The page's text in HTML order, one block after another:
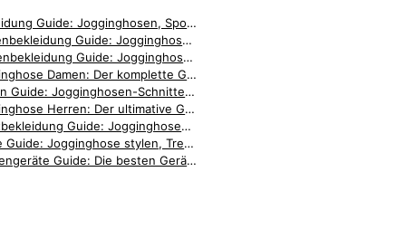
Bekleidung Guide: Jogginghosen, Sportmode & Accessoires im Vergleich
Damenbekleidung Guide: Jogginghosen, Outfits & Styling für Frauen
Herrenbekleidung Guide: Jogginghosen, Accessoires & Styling für Männer
Jogginghose Damen: Der komplette Guide für stilbewusste Frauen
Hosen Guide: Jogginghosen-Schnitte, Details & Passformen im Vergleich
Jogginghose Herren: Der ultimative Guide für Männer
Sportbekleidung Guide: Jogginghosen, Trainingskleidung & Zubehör
Mode Guide: Jogginghose stylen, Trends & Outfit-Inspiration
Küchengeräte Guide: Die besten Geräte für entspanntes Kochen